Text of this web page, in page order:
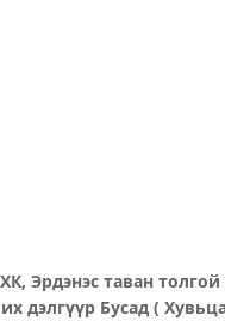
Эрдэнэс таван
дэлгүүр Бусад (